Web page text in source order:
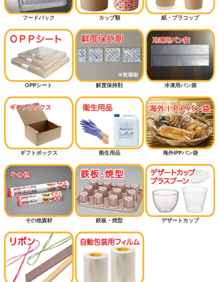
フードパック カップ類 紙・プラコップ
OPPシート 鮮度保持剤 冷凍用パン袋
ギフトボックス 衛生用品 海外IPPパン袋
その他資材 鉄板・焼型 デザートカップ